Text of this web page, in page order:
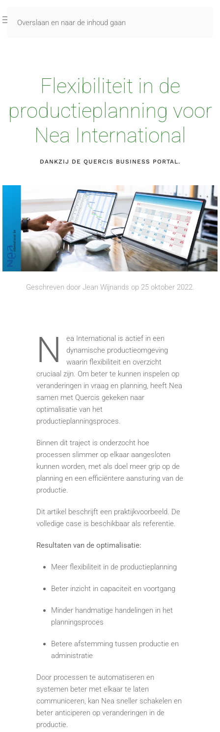
Overslaan en naar de inhoud gaan
Flexibiliteit in de
productieplanning voor
Nea International
DANKZIJ DE QUERCIS BUSINESS PORTAL.
Geschreven door Jean Wijnands op 25 oktober 2022.
N
ea International is actief in een
dynamische productieomgeving
waarin flexibiliteit en overzicht
cruciaal zijn. Om beter te kunnen inspelen op
veranderingen in vraag en planning, heeft Nea
samen met Quercis gekeken naar
optimalisatie van het
productieplanningsproces.
Binnen dit traject is onderzocht hoe
processen slimmer op elkaar aangesloten
kunnen worden, met als doel meer grip op de
planning en een efficiëntere aansturing van de
productie.
Dit artikel beschrijft een praktijkvoorbeeld. De
volledige case is beschikbaar als referentie.
Resultaten van de optimalisatie:
Meer flexibiliteit in de productieplanning
Beter inzicht in capaciteit en voortgang
Minder handmatige handelingen in het
planningsproces
Betere afstemming tussen productie en
administratie
Door processen te automatiseren en
systemen beter met elkaar te laten
communiceren, kan Nea sneller schakelen en
beter anticiperen op veranderingen in de
productie.